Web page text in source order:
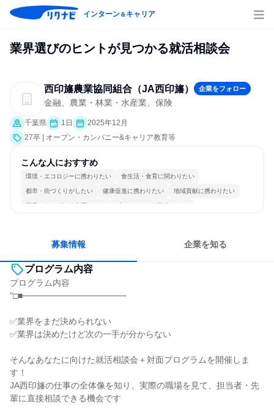
インターン＆キャリア
業界選びのヒントが見つかる就活相談会
西印旛農業協同組合（JA西印旛） 企業をフォロー
金融、農業・林業・水産業、保険
千葉県 1日
2025年12月
27卒 | オープン・カンパニー&キャリア教育等
こんな人におすすめ
環境・エコロジーに携わりたい 食生活・食育に関わりたい
都市・街づくりがしたい 健康促進に携わりたい 地域貢献に携わりたい
商品・サービスを企画したい プロジェクトを推進したい
募集情報 企業を知る
プログラム内容
プログラム内容
"□■─────────────────
✅業界をまだ決められない
✅業界は決めたけど次の一手が分からない
そんなあなたに向けた就活相談会＋対面プログラムを開催しま
す！
JA西印旛の仕事の全体像を知り、実際の職場を見て、担当者・先
輩に直接相談できる機会です